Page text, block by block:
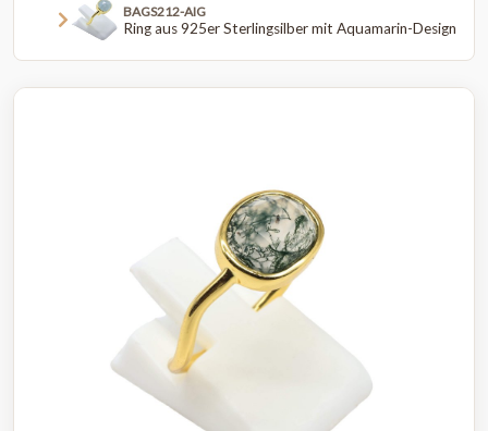
BAGS212-AIG
Ring aus 925er Sterlingsilber mit Aquamarin-Design